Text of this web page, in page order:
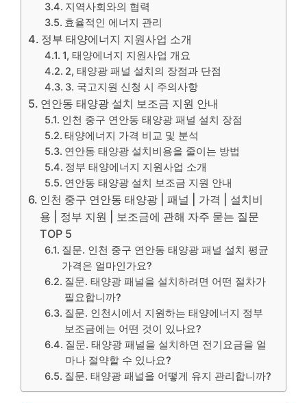
지역사회와의 협력
효율적인 에너지 관리
정부 태양에너지 지원사업 소개
1, 태양에너지 지원사업 개요
2, 태양광 패널 설치의 장점과 단점
3. 국고지원 신청 시 주의사항
연안동 태양광 설치 보조금 지원 안내
인천 중구 연안동 태양광 패널 설치 장점
태양에너지 가격 비교 및 ​​분석
연안동 태양광 설치비용을 줄이는 방법
정부 태양에너지 지원사업 소개
연안동 태양광 설치 보조금 지원 안내
인천 중구 연안동 태양광 | 패널 | 가격 | 설치비
용 | 정부 지원 | 보조금에 관해 자주 묻는 질문
TOP 5
질문. 인천 중구 연안동 태양광 패널 설치 평균
가격은 얼마인가요?
질문. 태양광 패널을 설치하려면 어떤 절차가
필요합니까?
질문. 인천시에서 지원하는 태양에너지 정부
보조금에는 어떤 것이 있나요?
질문. 태양광 패널을 설치하면 전기요금을 얼
마나 절약할 수 있나요?
질문. 태양광 패널을 어떻게 유지 관리합니까?